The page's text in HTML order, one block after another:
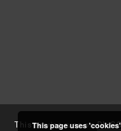
This service runs on
This page uses